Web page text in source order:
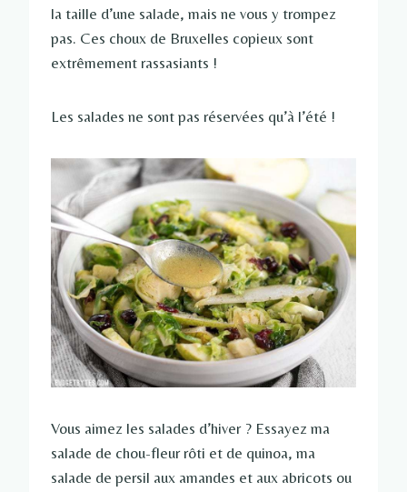
la taille d’une salade, mais ne vous y trompez
pas. Ces choux de Bruxelles copieux sont
extrêmement rassasiants !
Les salades ne sont pas réservées qu’à l’été !
Vous aimez les salades d’hiver ? Essayez ma
salade de chou-fleur rôti et de quinoa, ma
salade de persil aux amandes et aux abricots ou